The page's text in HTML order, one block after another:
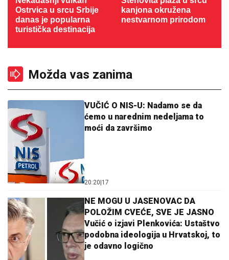
Ostrvica u srcu Srbije
danas je popularna
turistička destinacija
kanjona okružena
nestvarnom prirodom
Možda vas zanima
VUČIĆ O NIS-U: Nadamo se da
ćemo u narednim nedeljama to
moći da završimo
20:20|17
NE MOGU U JASENOVAC DA
POLOŽIM CVEĆE, SVE JE JASNO
Vučić o izjavi Plenkovića: Ustaštvo
podobna ideologija u Hrvatskoj, to
je odavno logično